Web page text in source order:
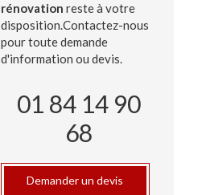
rénovation reste à votre
disposition.Contactez-nous
pour toute demande
d'information ou devis.
01 84 14 90
68
Demander un devis